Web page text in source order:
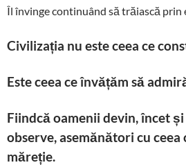
Îl învinge continuând să trăiască prin
Civilizația nu este ceea ce
Este ceea ce învățăm să
Fiindcă oamenii devin, încet
observe, asemănători cu ceea
măreție.